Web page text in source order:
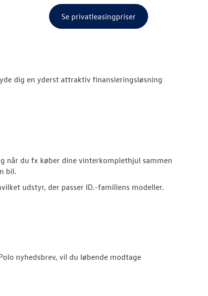
Se privatleasingpriser
dig en yderst attraktiv finansieringsløsning
når du fx køber dine vinterkomplethjul sammen
bil.
udstyr, der passer ID.-familiens modeller.
nyhedsbrev, vil du løbende modtage